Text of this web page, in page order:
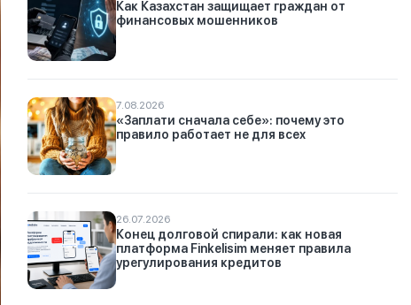
Как Казахстан защищает граждан от
финансовых мошенников
7.08.2026
«Заплати сначала себе»: почему это
правило работает не для всех
26.07.2026
Конец долговой спирали: как новая
платформа Finkelisim меняет правила
урегулирования кредитов